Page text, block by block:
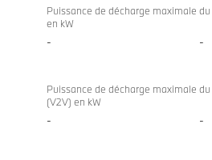
directional
charging
Puissance de décharge maximale
en kW
- -
Puissance de décharge maximale
(V2V) en kW
- -